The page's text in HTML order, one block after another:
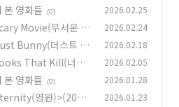
영화들 (0) 2026.02.25
Movie(무서운 영
2026.02.24
Bunny(더스트 버
2026.02.18
That Kill(너의
2026.02.05
영화들 (0) 2026.01.28
영원)>(2025) 2026.01.23